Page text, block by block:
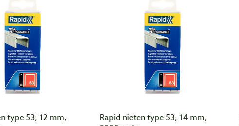
type 53, 12 mm,
Rapid nieten type 53, 14 mm,